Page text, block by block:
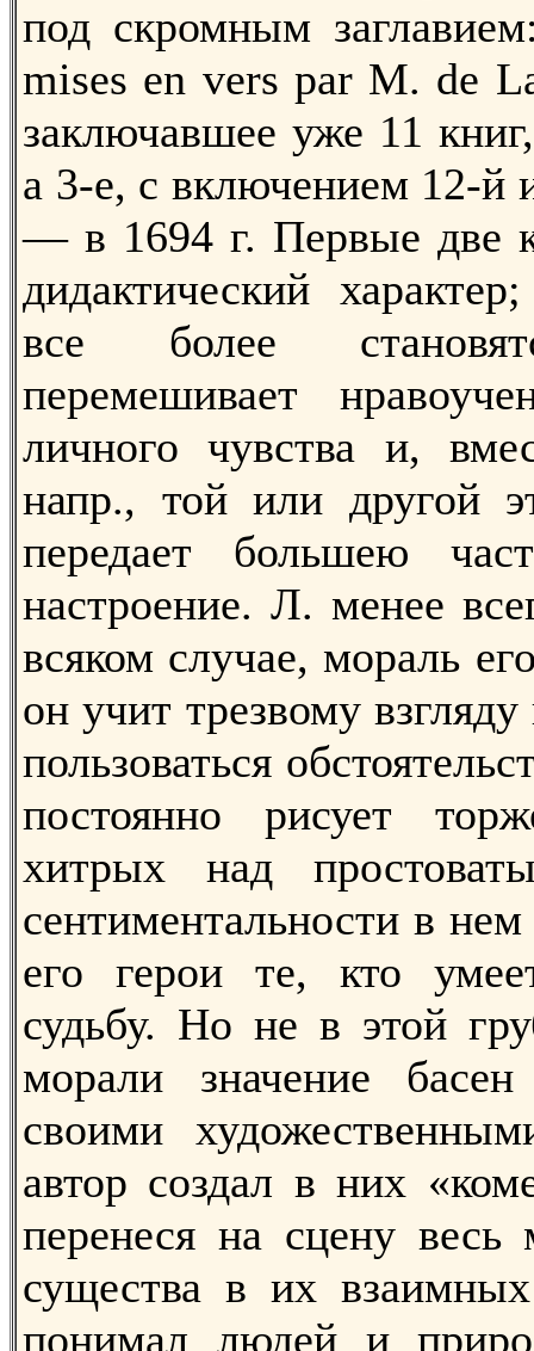
под скромным
mises en vers par M. de
заключавшее уже 11
а 3-е, с включением 12-й
— в 1694 г. Первые две
дидактический
все более
перемешивает
личного чувства и,
напр., той или другой
передает большею
настроение. Л. менее
всяком случае, мораль
он учит трезвому
пользоваться
постоянно рисует
хитрых над
сентиментальности в
его герои те, кто
судьбу. Но не в этой
морали значение
своими
автор создал в них
перенеся на сцену
существа в их
понимал людей и